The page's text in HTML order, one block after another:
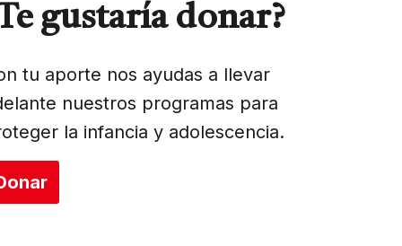
gustaría donar?
tu aporte nos ayudas a llevar
nuestros programas para
la infancia y adolescencia.